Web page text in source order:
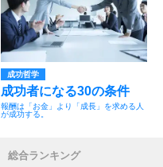
成功哲学
成功者になる30の条件
報酬は「お金」より「成長」を求める人
が成功する。
総合ランキング